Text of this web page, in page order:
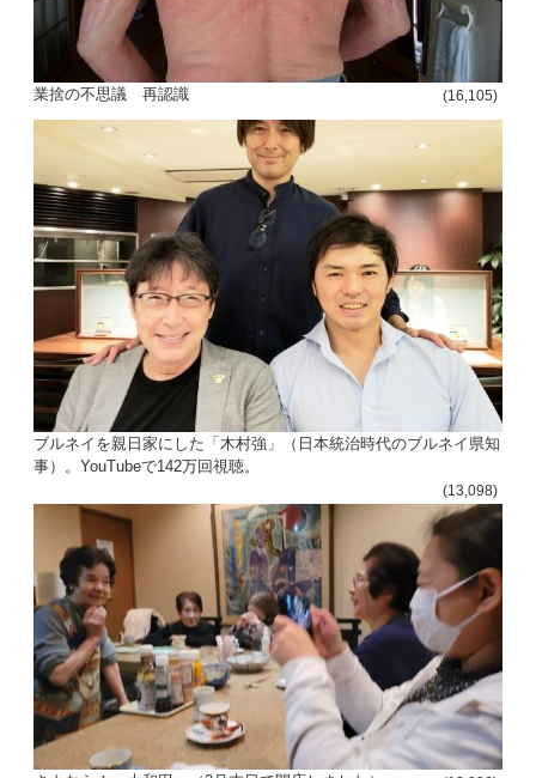
業捨の不思議 再認識 (16,105)
ブルネイを親日家にした「木村強」（日本統治時代のブルネイ県知
事）。YouTubeで142万回視聴。
(13,098)